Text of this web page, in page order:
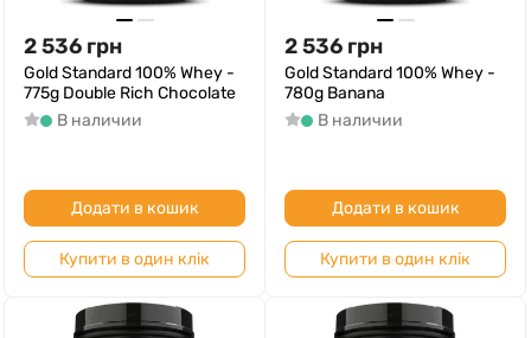
2 536 грн
Gold Standard 100% Whey -
775g Double Rich Chocolate
В наличии
Додати в кошик
Купити в один клік
2 536 грн
Gold Standard 100% Whey -
780g Banana
В наличии
Додати в кошик
Купити в один клік